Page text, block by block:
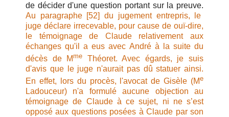
de décider d'une question portant sur la preuve.
Au paragraphe [52] du jugement entrepris, le
juge déclare irrecevable, pour cause de ouï-dire,
le témoignage de Claude relativement aux
échanges qu'il a eus avec André à la suite du
décès de Mme Théoret. Avec égards, je suis
d'avis que le juge n'aurait pas dû statuer ainsi.
En effet, lors du procès, l'avocat de Gisèle (Me
Ladouceur) n'a formulé aucune objection au
témoignage de Claude à ce sujet, ni ne s’est
opposé aux questions posées à Claude par son